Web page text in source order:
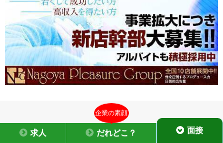
求人
企業の素顔
だれどこ？ 面接